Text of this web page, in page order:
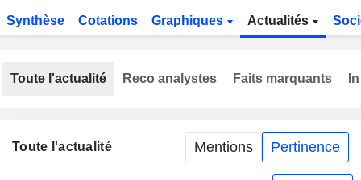
Synthèse Cotations Graphiques Actualités
Toute l'actualité Mentions Pertinence
Toute l'actualité Reco analystes Faits marquants